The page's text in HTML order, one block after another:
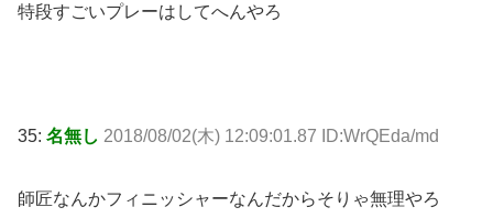
特段すごいプレーはしてへんやろ
35: 名無し 2018/08/02(木) 12:09:01.87 ID:WrQEda/md
師匠なんかフィニッシャーなんだからそりゃ無理やろ